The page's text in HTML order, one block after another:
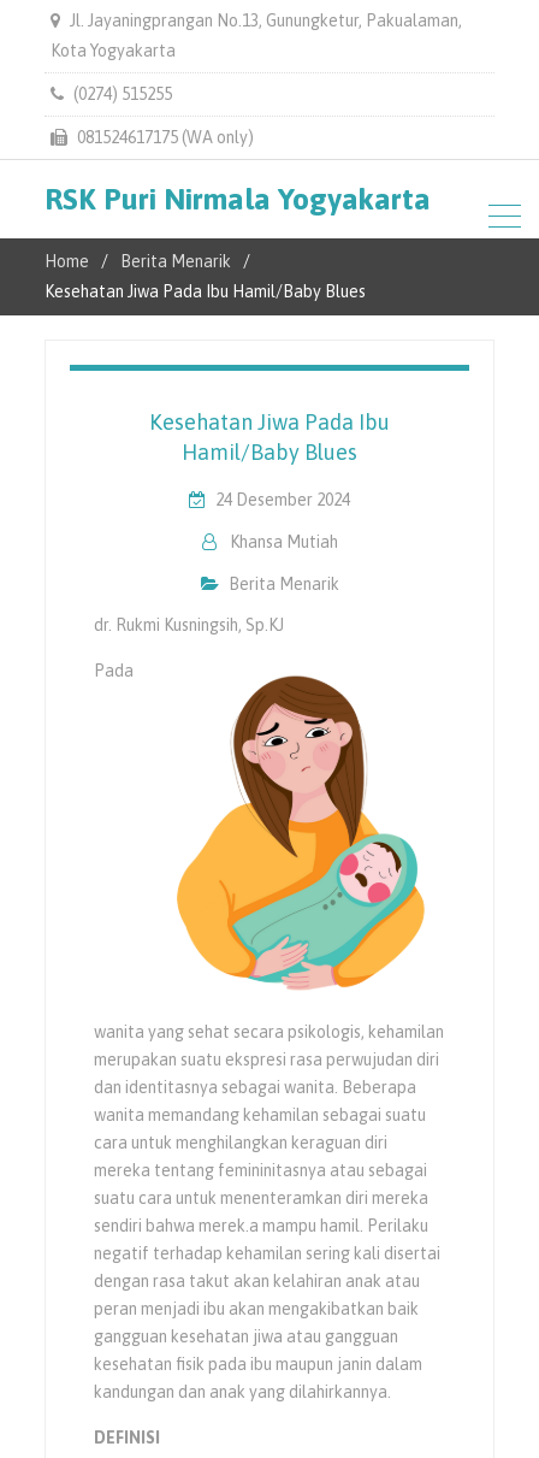
Jl. Jayaningprangan No.13, Gunungketur, Pakualaman,
Kota Yogyakarta
(0274) 515255
081524617175 (WA only)
RSK Puri Nirmala Yogyakarta
Home
Berita Menarik
Kesehatan Jiwa Pada Ibu Hamil/Baby Blues
Kesehatan Jiwa Pada Ibu
Hamil/Baby Blues
24 Desember 2024
Khansa Mutiah
Berita Menarik
dr. Rukmi Kusningsih, Sp.KJ
Pada
wanita yang sehat secara psikologis, kehamilan
merupakan suatu ekspresi rasa perwujudan diri
dan identitasnya sebagai wanita. Beberapa
wanita memandang kehamilan sebagai suatu
cara untuk menghilangkan keraguan diri
mereka tentang femininitasnya atau sebagai
suatu cara untuk menenteramkan diri mereka
sendiri bahwa merek.a mampu hamil. Perilaku
negatif terhadap kehamilan sering kali disertai
dengan rasa takut akan kelahiran anak atau
peran menjadi ibu akan mengakibatkan baik
gangguan kesehatan jiwa atau gangguan
kesehatan fisik pada ibu maupun janin dalam
kandungan dan anak yang dilahirkannya.
DEFINISI